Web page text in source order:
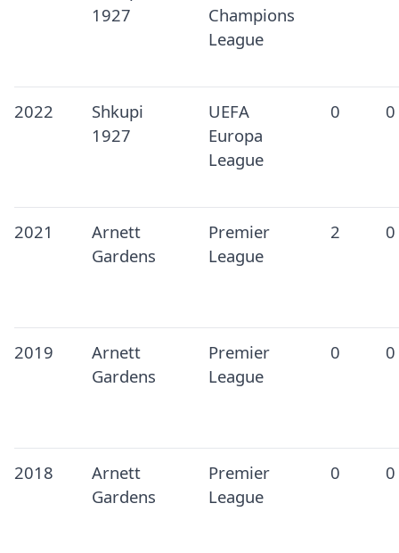
1927
Champions
League
2022
Shkupi
1927
UEFA
Europa
League
0 0
2021
Arnett
Gardens
Premier
League
2 0
2019
Arnett
Gardens
Premier
League
0 0
2018
Arnett
Gardens
Premier
League
0 0